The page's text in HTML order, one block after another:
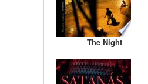
The Night